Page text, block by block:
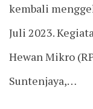
kembali
Juli 2023.
Hewan Mikro
Suntenjaya,…